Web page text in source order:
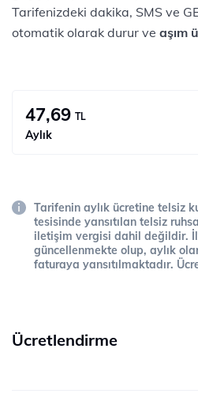
Tarifenizdeki dakika, SMS ve
otomatik olarak durur ve aşım
47,69 TL
Aylık
Tarifenin aylık ücretine telsiz
tesisinde yansıtılan telsiz
iletişim vergisi dahil değildir.
güncellenmekte olup, aylık
faturaya yansıtılmaktadır.
Ücretlendirme